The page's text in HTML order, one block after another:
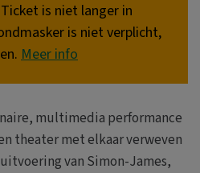
is niet langer in
is niet verplicht,
Meer info
multimedia performance
theater met elkaar verweven
van Simon-James,